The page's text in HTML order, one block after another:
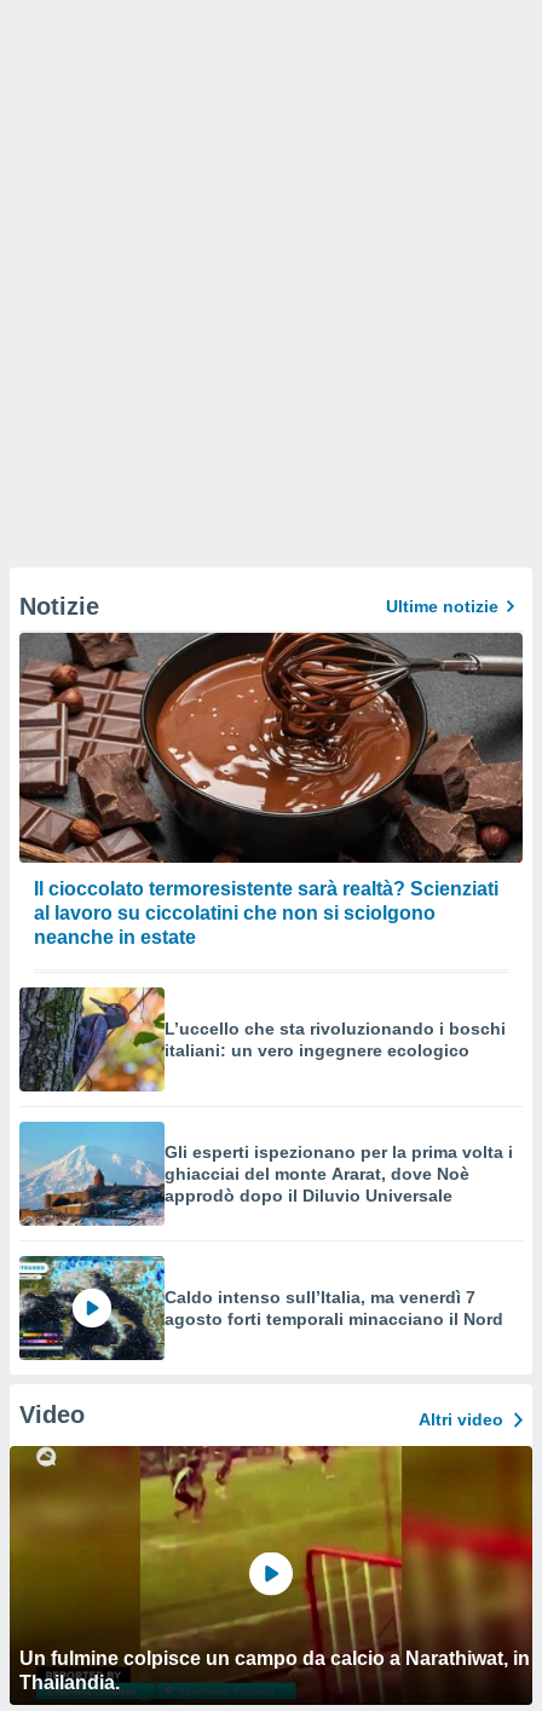
Notizie Ultime notizie
Il cioccolato termoresistente sarà realtà? Scienziati
al lavoro su ciccolatini che non si sciolgono
neanche in estate
L’uccello che sta rivoluzionando i boschi
italiani: un vero ingegnere ecologico
Gli esperti ispezionano per la prima volta i
ghiacciai del monte Ararat, dove Noè
approdò dopo il Diluvio Universale
Caldo intenso sull’Italia, ma venerdì 7
agosto forti temporali minacciano il Nord
Video Altri video
Un fulmine colpisce un campo da calcio a Narathiwat, in
Thailandia.